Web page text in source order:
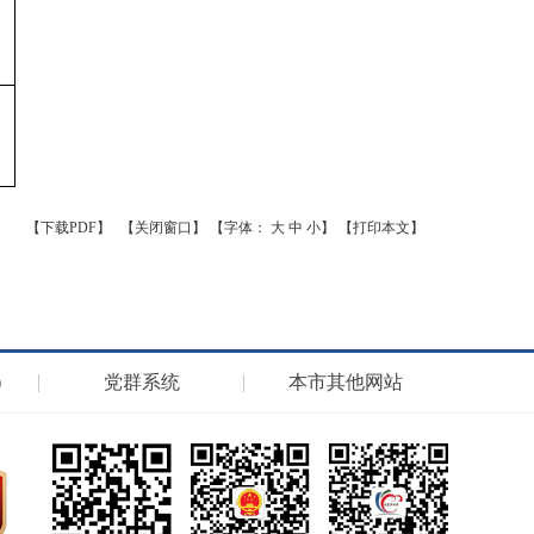
【下载PDF】 【关闭窗口】 【字体： 大 中 小】 【打印本文】
党群系统 本市其他网站